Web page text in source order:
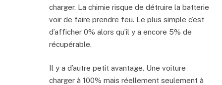
charger. La chimie risque de détruire la batterie
voir de faire prendre feu. Le plus simple c’est
d’afficher 0% alors qu’il y a encore 5% de
récupérable.
Il y a d’autre petit avantage. Une voiture
charger à 100% mais réellement seulement à